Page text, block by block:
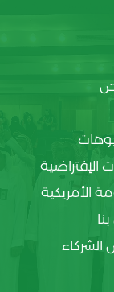
الإفتراضية
الأمريكية